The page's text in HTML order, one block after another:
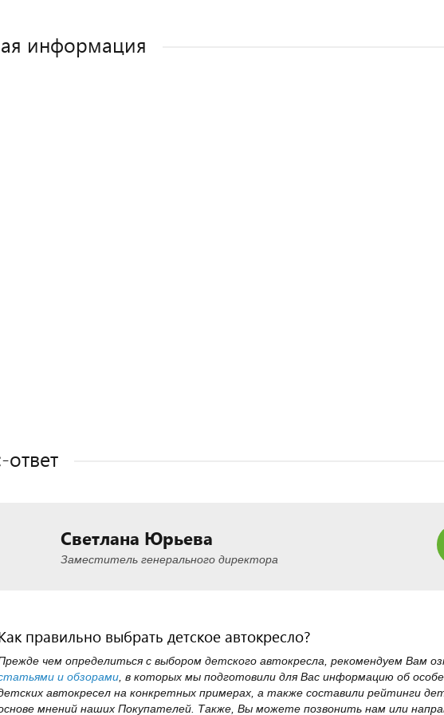
информация
Светлана Юрьева
Заместитель генерального директора
правильно выбрать детское автокресло?
чем определиться с выбором детского автокресла, рекомендуем Вам
и обзорами , в которых мы подготовили для Вас информацию об
автокресел на конкретных примерах, а также составили рейтинги
мнений наших Покупателей. Также, Вы можете позвонить нам или